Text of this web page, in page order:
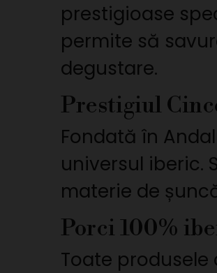
prestigioase
permite să
degustare.
Prestigiul
Fondată în
universul iberic.
materie de
Porci 100%
Toate